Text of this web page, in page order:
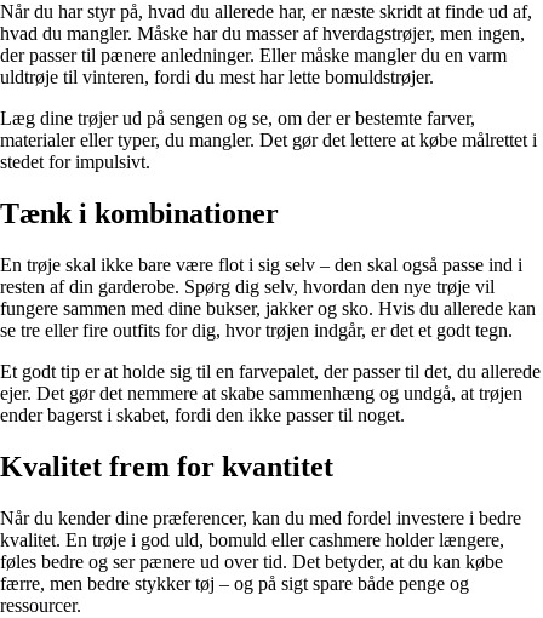
Når du har styr på, hvad du allerede har, er næste skridt at finde ud af,
hvad du mangler. Måske har du masser af hverdagstrøjer, men ingen,
der passer til pænere anledninger. Eller måske mangler du en varm
uldtrøje til vinteren, fordi du mest har lette bomuldstrøjer.
Læg dine trøjer ud på sengen og se, om der er bestemte farver,
materialer eller typer, du mangler. Det gør det lettere at købe målrettet i
stedet for impulsivt.
Tænk i kombinationer
En trøje skal ikke bare være flot i sig selv – den skal også passe ind i
resten af din garderobe. Spørg dig selv, hvordan den nye trøje vil
fungere sammen med dine bukser, jakker og sko. Hvis du allerede kan
se tre eller fire outfits for dig, hvor trøjen indgår, er det et godt tegn.
Et godt tip er at holde sig til en farvepalet, der passer til det, du allerede
ejer. Det gør det nemmere at skabe sammenhæng og undgå, at trøjen
ender bagerst i skabet, fordi den ikke passer til noget.
Kvalitet frem for kvantitet
Når du kender dine præferencer, kan du med fordel investere i bedre
kvalitet. En trøje i god uld, bomuld eller cashmere holder længere,
føles bedre og ser pænere ud over tid. Det betyder, at du kan købe
færre, men bedre stykker tøj – og på sigt spare både penge og
ressourcer.